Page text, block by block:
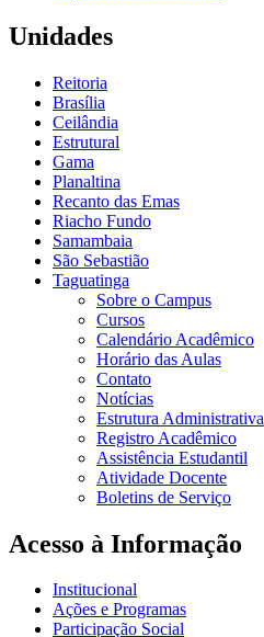
Unidades
Reitoria
Brasília
Ceilândia
Estrutural
Gama
Planaltina
Recanto das Emas
Riacho Fundo
Samambaia
São Sebastião
Taguatinga
Sobre o Campus
Cursos
Calendário Acadêmico
Horário das Aulas
Contato
Notícias
Estrutura Administrativa
Registro Acadêmico
Assistência Estudantil
Atividade Docente
Boletins de Serviço
Acesso à Informação
Institucional
Ações e Programas
Participação Social